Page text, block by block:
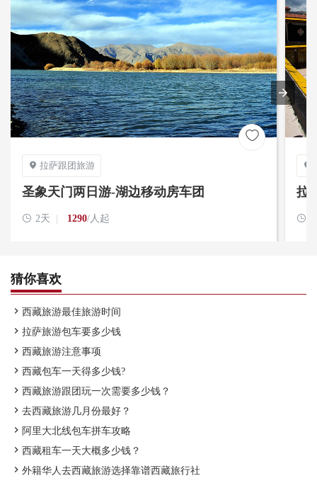

 拉萨跟团旅游
圣象天门两日游-湖边移动房车团
 2天 1290/人起

拉

猜你喜欢
 西藏旅游最佳旅游时间
 拉萨旅游包车要多少钱
 西藏旅游注意事项
 西藏包车一天得多少钱?
 西藏旅游跟团玩一次需要多少钱？
 去西藏旅游几月份最好？
 阿里大北线包车拼车攻略
 西藏租车一天大概多少钱？
 外籍华人去西藏旅游选择靠谱西藏旅行社